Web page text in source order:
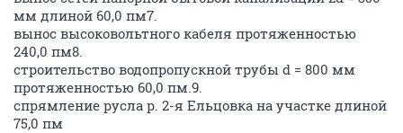
мм длиной 60,0 пм7.
вынос высоковольтного кабеля протяженностью
240,0 пм8.
строительство водопропускной трубы d = 800 мм
протяженностью 60,0 пм.9.
спрямление русла р. 2-я Ельцовка на участке длиной
75,0 пм